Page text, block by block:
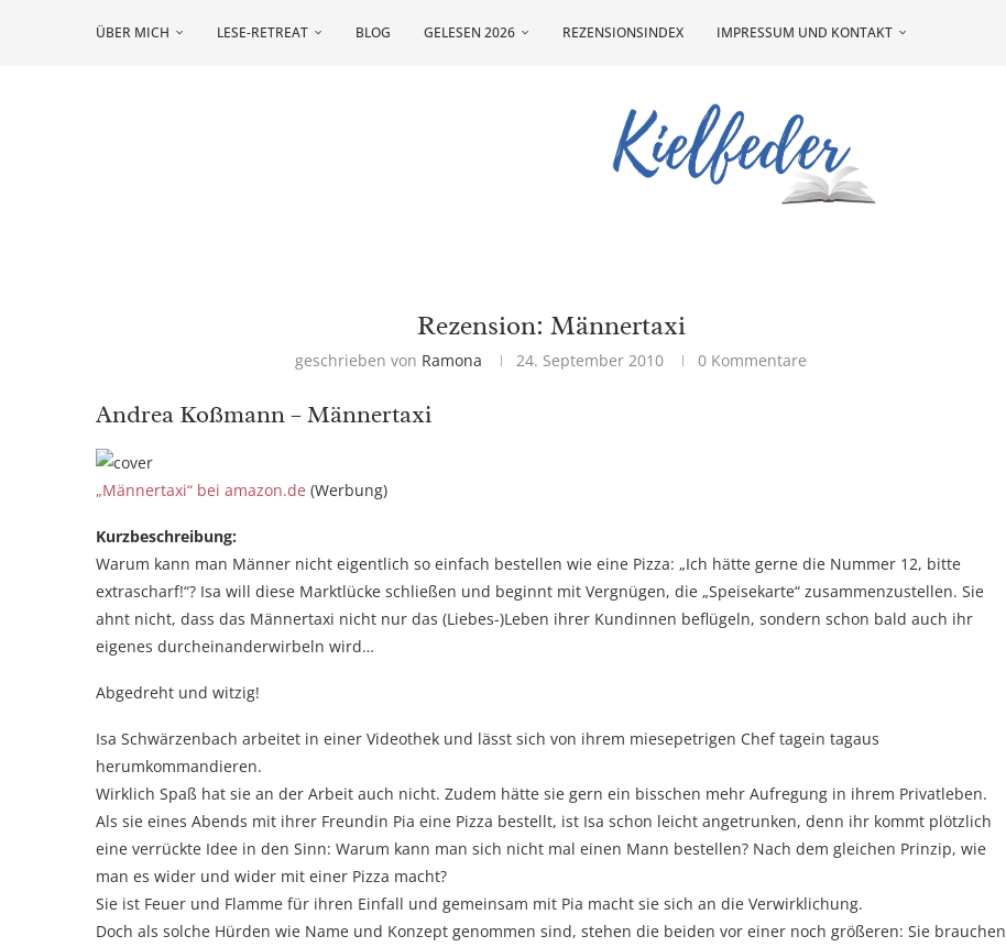
ÜBER MICH LESE-RETREAT BLOG GELESEN 2026 REZENSIONSINDEX IMPRESSUM UND KONTAKT
Rezension: Männertaxi
geschrieben von Ramona 24. September 2010 0 Kommentare
Andrea Koßmann – Männertaxi
„Männertaxi“ bei amazon.de (Werbung)
Kurzbeschreibung:
Warum kann man Männer nicht eigentlich so einfach bestellen wie eine Pizza: „Ich hätte gerne die Nummer 12, bitte
extrascharf!“? Isa will diese Marktlücke schließen und beginnt mit Vergnügen, die „Speisekarte“ zusammenzustellen. Sie
ahnt nicht, dass das Männertaxi nicht nur das (Liebes-)Leben ihrer Kundinnen beflügeln, sondern schon bald auch ihr
eigenes durcheinanderwirbeln wird…
Abgedreht und witzig!
Isa Schwärzenbach arbeitet in einer Videothek und lässt sich von ihrem miesepetrigen Chef tagein tagaus
herumkommandieren.
Wirklich Spaß hat sie an der Arbeit auch nicht. Zudem hätte sie gern ein bisschen mehr Aufregung in ihrem Privatleben.
Als sie eines Abends mit ihrer Freundin Pia eine Pizza bestellt, ist Isa schon leicht angetrunken, denn ihr kommt plötzlich
eine verrückte Idee in den Sinn: Warum kann man sich nicht mal einen Mann bestellen? Nach dem gleichen Prinzip, wie
man es wider und wider mit einer Pizza macht?
Sie ist Feuer und Flamme für ihren Einfall und gemeinsam mit Pia macht sie sich an die Verwirklichung.
Doch als solche Hürden wie Name und Konzept genommen sind, stehen die beiden vor einer noch größeren: Sie brauchen